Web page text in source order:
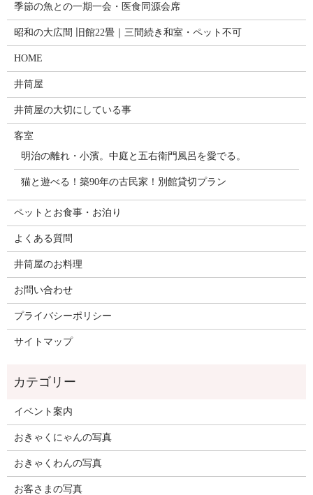
季節の魚との一期一会・医食同源会席
昭和の大広間 旧館22畳｜三間続き和室・ペット不可
HOME
井筒屋
井筒屋の大切にしている事
客室
明治の離れ・小濱。中庭と五右衛門風呂を愛でる。
猫と遊べる！築90年の古民家！別館貸切プラン
ペットとお食事・お泊り
よくある質問
井筒屋のお料理
お問い合わせ
プライバシーポリシー
サイトマップ
イベント案内
おきゃくにゃんの写真
おきゃくわんの写真
お客さまの写真